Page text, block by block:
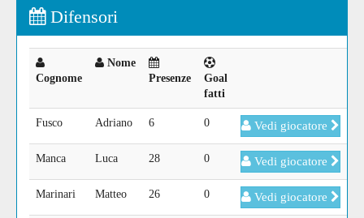
Difensori
Cognome
Nome
Presenze
Goal
fatti
Fusco Adriano 6 0 Vedi giocatore
Manca Luca 28 0 Vedi giocatore
Marinari Matteo 26 0 Vedi giocatore